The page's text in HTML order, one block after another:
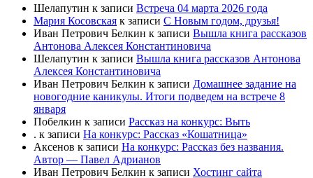
Шелапутин к записи Встреча 04 марта 2026 года
Мария Косовская к записи С Новым годом, друзья!
Иван Петрович Белкин к записи Вышла книга рассказов
Антонова Алексея Константиновича
Шелапутин к записи Вышла книга рассказов Антонова
Алексея Константиновича
Иван Петрович Белкин к записи Домашнее задание на
новогодние каникулы. Итоги подведем на встрече 8
января
Побелкин к записи Рассказ на конкурс: Выть
. к записи На конкурс: Рассказ «Кошатница»
Аксенов к записи На конкурс: Рассказ без названия.
Автор — Павел Адрианов
Иван Петрович Белкин к записи Хостинг сайта